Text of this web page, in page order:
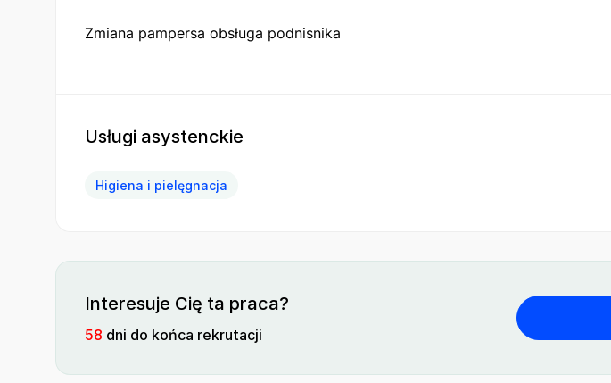
Zmiana pampersa obsługa podnisnika
Usługi asystenckie
Higiena i pielęgnacja
Interesuje Cię ta praca?
58 dni do końca rekrutacji